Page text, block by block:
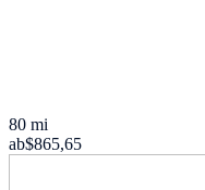
80 mi
ab$865,65